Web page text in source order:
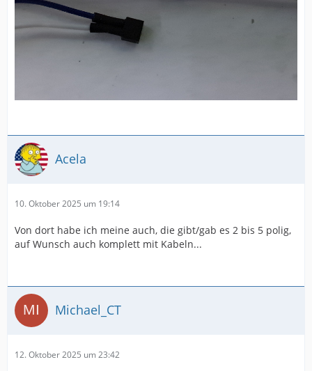
Acela
10. Oktober 2025 um 19:14
Von dort habe ich meine auch, die gibt/gab es 2 bis 5 polig,
auf Wunsch auch komplett mit Kabeln...
Michael_CT
12. Oktober 2025 um 23:42